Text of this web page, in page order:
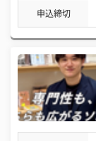
申込締切